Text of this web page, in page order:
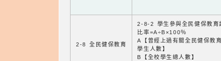
2-8 全民健保教育
2-8-2 學生參與全民健保教育
比率=A÷B×100％
A【曾經上過有關全民健保教
學生人數】
B【全校學生總人數】